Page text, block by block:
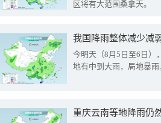
区将有大范围桑拿天。
我国降雨整体减少减
今明天（8月5日至6日）
地有中到大雨，局地暴雨
重庆云南等地降雨仍